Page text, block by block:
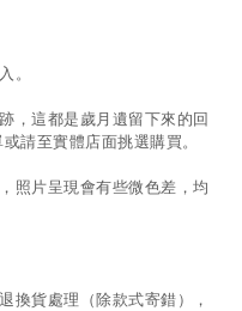
。
，這都是歲月遺留下來的回
請至實體店面挑選購買。
照片呈現會有些微色差，均
換貨處理（除款式寄錯），